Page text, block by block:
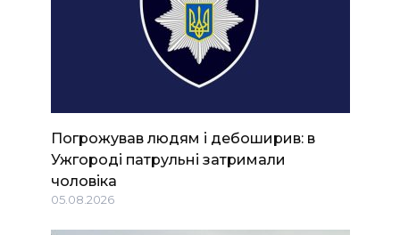
Погрожував людям і дебоширив: в
Ужгороді патрульні затримали
чоловіка
05.08.2026